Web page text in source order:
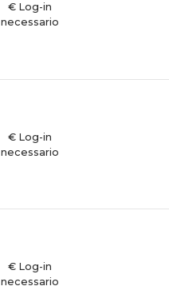
€ Log-in
necessario
€ Log-in
necessario
€ Log-in
necessario